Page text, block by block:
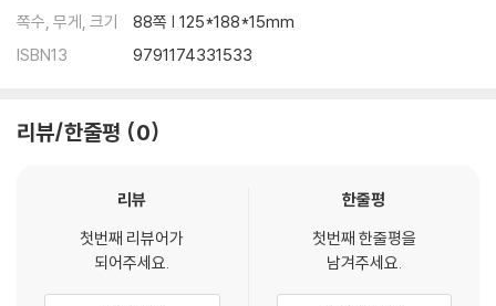
쪽수, 무게, 크기
88쪽 | 125*188*15mm
ISBN13
9791174331533
리뷰/한줄평 0
리뷰
첫번째 리뷰어가
되어주세요.
한줄평
첫번째 한줄평을
남겨주세요.